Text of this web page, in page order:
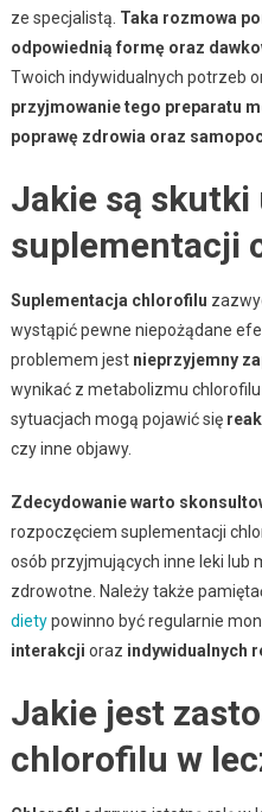
ze specjalistą. Taka rozmowa
odpowiednią formę oraz
Twoich indywidualnych potrzeb
przyjmowanie tego preparatu
poprawę zdrowia oraz
Jakie są skutki
suplementacji
Suplementacja chlorofilu
wystąpić pewne niepożądane
problemem jest nieprzyjemny
wynikać z metabolizmu
sytuacjach mogą pojawić się
czy inne objawy.
Zdecydowanie warto
rozpoczęciem suplementacji
osób przyjmujących inne leki lub
zdrowotne. Należy także
dietypowinno być regularnie
interakcji oraz indywidualnych
Jakie jest
chlorofilu w